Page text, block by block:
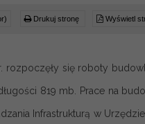
Drukuj stronę Wyświetl
rozpoczęły się roboty
819 mb. Prace na
Infrastrukturą w